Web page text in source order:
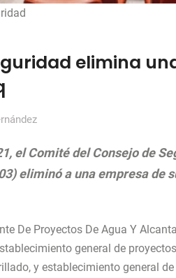
elimina
el Comité del Consejo de
eliminó a una empresa de
De Proyectos De Agua Y
general de
y establecimiento general